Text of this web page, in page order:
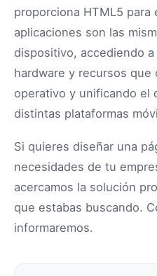
proporciona HTML5 para
aplicaciones son las
dispositivo, accediendo
hardware y recursos que
operativo y unificando el
distintas plataformas
Si quieres diseñar una
necesidades de tu
acercamos la solución
que estabas buscando.
informaremos.